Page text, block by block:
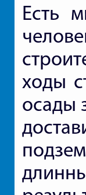
Есть
ходы
осады